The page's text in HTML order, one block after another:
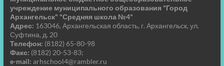
учреждение муниципального образования "Город
Архангельск" "Средняя школа №4"
Адрес: 163046, Архангельская область, г. Архангельск, ул.
Суфтина, д. 20
Телефон: (8182) 65-80-98
Факс: (8182) 20-53-83;
e-mail: arhschool4@rambler.ru